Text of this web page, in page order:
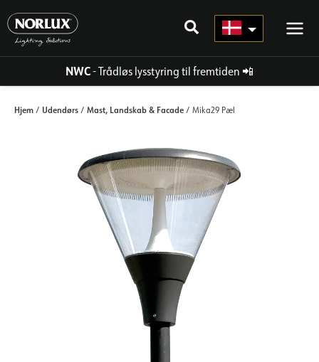
indhold
NWC- Trådløs lysstyring til fremtiden 📲
Hjem / Udendørs / Mast, Landskab & Facade / Mika29 Pæl